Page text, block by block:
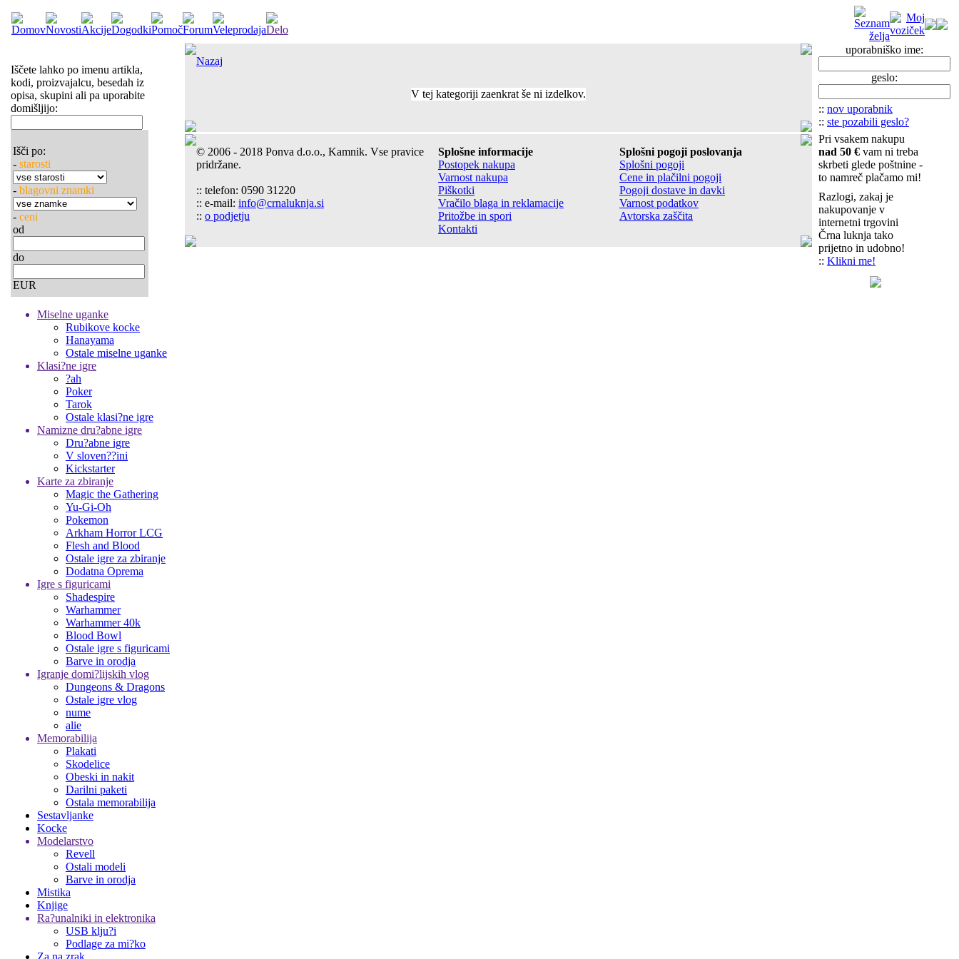
Iščete lahko po imenu artikla,
kodi, proizvajalcu, besedah iz
opisa, skupini ali pa uporabite
domišljijo:
Išči po:
- starosti
- blagovni znamki
- ceni
od
do
EUR
Miselne uganke
Rubikove kocke
Hanayama
Ostale miselne uganke
Klasi?ne igre
?ah
Poker
Tarok
Ostale klasi?ne igre
Namizne dru?abne igre
Dru?abne igre
V sloven??ini
Kickstarter
Karte za zbiranje
Magic the Gathering
Yu-Gi-Oh
Pokemon
Arkham Horror LCG
Flesh and Blood
Ostale igre za zbiranje
Dodatna Oprema
Igre s figuricami
Shadespire
Warhammer
Warhammer 40k
Blood Bowl
Ostale igre s figuricami
Barve in orodja
Igranje domi?lijskih vlog
Dungeons & Dragons
Ostale igre vlog
nume
alie
Memorabilija
Plakati
Skodelice
Obeski in nakit
Darilni paketi
Ostala memorabilija
Sestavljanke
Kocke
Modelarstvo
Revell
Ostali modeli
Barve in orodja
Mistika
Knjige
Ra?unalniki in elektronika
USB klju?i
Podlage za mi?ko
Za na zrak
Nazaj
V tej kategoriji zaenkrat še ni izdelkov.
© 2006 - 2018 Ponva d.o.o., Kamnik. Vse pravice
pridržane.
:: telefon: 0590 31220
:: e-mail: info@crnaluknja.si
:: o podjetju
Splošne informacije
Postopek nakupa
Varnost nakupa
Piškotki
Vračilo blaga in reklamacije
Pritožbe in spori
Kontakti
Splošni pogoji poslovanja
Splošni pogoji
Cene in plačilni pogoji
Pogoji dostave in davki
Varnost podatkov
Avtorska zaščita
uporabniško ime:
geslo:
:: nov uporabnik
:: ste pozabili geslo?
Pri vsakem nakupu
nad 50 € vam ni treba
skrbeti glede poštnine -
to namreč plačamo mi!
Razlogi, zakaj je
nakupovanje v
internetni trgovini
Črna luknja tako
prijetno in udobno!
:: Klikni me!